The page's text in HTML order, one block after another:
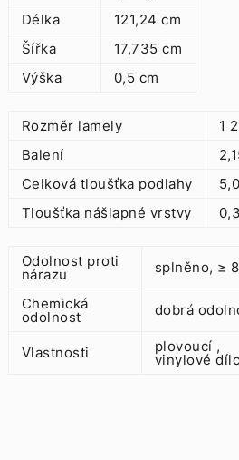
Délka
121,24 cm
Šířka
17,735 cm
Výška
0,5 cm
Rozměr lamely
1
Balení
Celková tloušťka podlahy
Tloušťka nášlapné vrstvy
Odolnost proti
nárazu splněno, ≥
Chemická
odolnost dobrá
Vlastnosti plovoucí ,
vinylové